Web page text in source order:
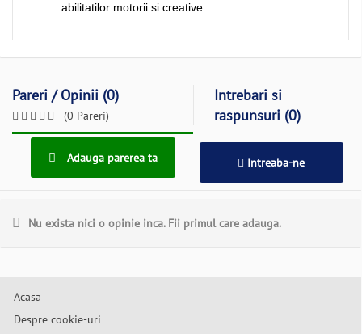
abilitatilor motorii si creative.
Pareri / Opinii (0)
(0 Pareri)
Intrebari si
raspunsuri (0)
Adauga parerea ta Intreaba-ne
Nu exista nici o opinie inca. Fii primul care adauga.
Acasa
Despre cookie-uri